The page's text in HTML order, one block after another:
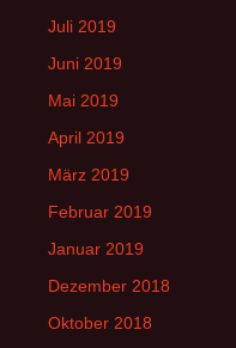
Juli 2019
Juni 2019
Mai 2019
April 2019
März 2019
Februar 2019
Januar 2019
Dezember 2018
Oktober 2018